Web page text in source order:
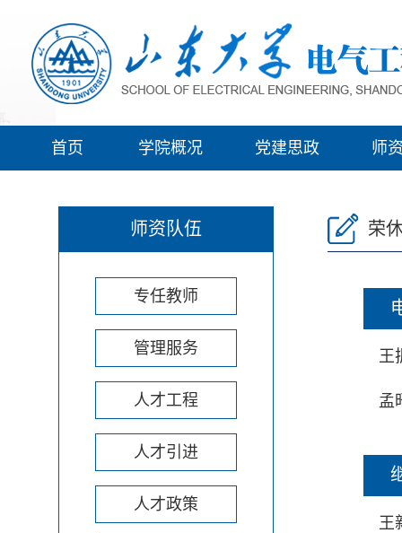
首页 学院概况 党建思政 师
师资队伍
专任教师
管理服务
人才工程
人才引进
人才政策
荣
王
孟
王